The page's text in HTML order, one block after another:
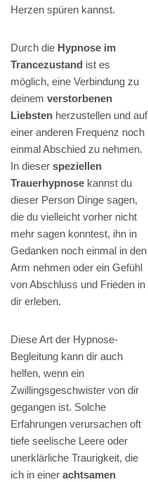
Herzen spüren kannst.
Durch die Hypnose im
Trancezustand ist es
möglich, eine Verbindung zu
deinem verstorbenen
Liebsten herzustellen und auf
einer anderen Frequenz noch
einmal Abschied zu nehmen.
In dieser speziellen
Trauerhypnose kannst du
dieser Person Dinge sagen,
die du vielleicht vorher nicht
mehr sagen konntest, ihn in
Gedanken noch einmal in den
Arm nehmen oder ein Gefühl
von Abschluss und Frieden in
dir erleben.
Diese Art der Hypnose-
Begleitung kann dir auch
helfen, wenn ein
Zwillingsgeschwister von dir
gegangen ist. Solche
Erfahrungen verursachen oft
tiefe seelische Leere oder
unerklärliche Traurigkeit, die
ich in einer achtsamen